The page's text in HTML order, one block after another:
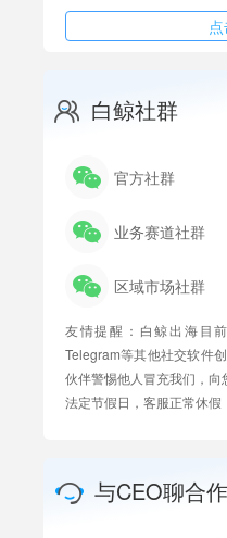
白鲸社群
官方社群
业务赛道社群
区域市场社群
友情提醒：白鲸出海目
Telegram等其他社交软件
伙伴警惕他人冒充我们，向
法定节假日，客服正常休假
与CEO聊合作